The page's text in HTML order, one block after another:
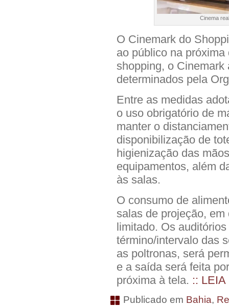
Cinema
O Cinemark do
ao público na
shopping, o Cinemark
determinados pela
Entre as medidas
o uso obrigatório de
manter o
disponibilização de
higienização das
equipamentos, além
às salas.
O consumo de
salas de projeção,
limitado. Os
término/intervalo das
as poltronas, será
e a saída será feita
próxima à tela. ::
Publicado em Bahia,